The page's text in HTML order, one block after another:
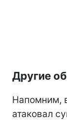
Другие
Напомним,
атаковал